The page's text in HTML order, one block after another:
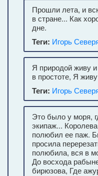
Прошли лета, и
в стране... Как
дне.
Теги: Игорь
Я природой живу
в простоте, Я
Теги: Игорь
Это было у моря,
экипаж...
полюбил ее паж.
просила
полюбила, вся в
До восхода
бирюзова, Где